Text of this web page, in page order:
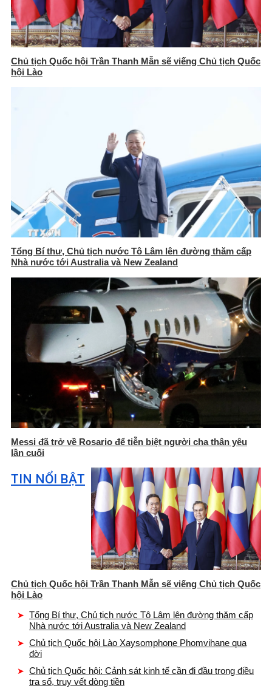
Chủ tịch Quốc hội Trần Thanh Mẫn sẽ viếng Chủ tịch Quốc
hội Lào
Tổng Bí thư, Chủ tịch nước Tô Lâm lên đường thăm cấp
Nhà nước tới Australia và New Zealand
Messi đã trở về Rosario để tiễn biệt người cha thân yêu
lần cuối
TIN NỔI BẬT
Chủ tịch Quốc hội Trần Thanh Mẫn sẽ viếng Chủ tịch Quốc
hội Lào
Tổng Bí thư, Chủ tịch nước Tô Lâm lên đường thăm cấp
Nhà nước tới Australia và New Zealand
Chủ tịch Quốc hội Lào Xaysomphone Phomvihane qua
đời
Chủ tịch Quốc hội: Cảnh sát kinh tế cần đi đầu trong điều
tra số, truy vết dòng tiền